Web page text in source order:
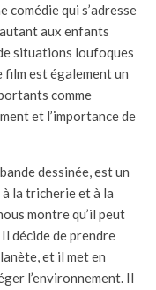
comédie qui s’adresse
aux enfants
situations loufoques
est également un
comme
et l’importance de
dessinée, est un
la tricherie et à la
montre qu’il peut
décide de prendre
et il met en
l’environnement. Il